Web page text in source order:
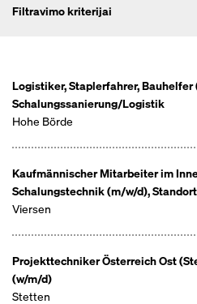
Filtravimo kriterijai
Logistiker, Staplerfahrer,
Schalungssanierung/Logistik
Hohe Börde
Kaufmännischer Mitarbeiter im
Schalungstechnik (m/w/d),
Viersen
Projekttechniker Österreich Ost
(w/m/d)
Stetten